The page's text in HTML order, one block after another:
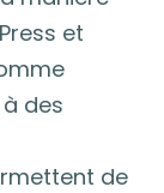
et
des
de